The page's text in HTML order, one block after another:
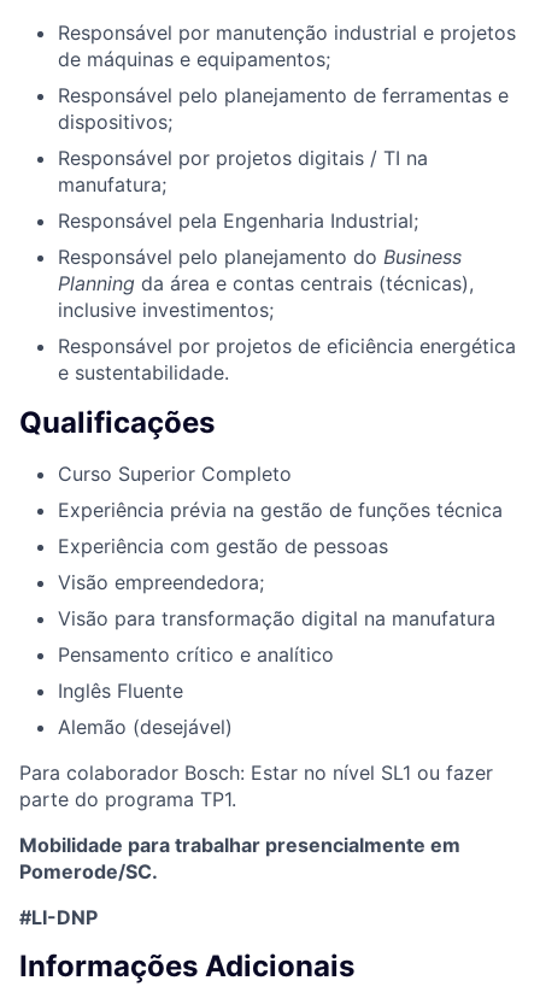
Responsável por manutenção industrial e projetos
de máquinas e equipamentos;
Responsável pelo planejamento de ferramentas e
dispositivos;
Responsável por projetos digitais / TI na
manufatura;
Responsável pela Engenharia Industrial;
Responsável pelo planejamento do Business
Planning da área e contas centrais (técnicas),
inclusive investimentos;
Responsável por projetos de eficiência energética
e sustentabilidade.
Qualificações
Curso Superior Completo
Experiência prévia na gestão de funções técnica
Experiência com gestão de pessoas
Visão empreendedora;
Visão para transformação digital na manufatura
Pensamento crítico e analítico
Inglês Fluente
Alemão (desejável)
Para colaborador Bosch: Estar no nível SL1 ou fazer
parte do programa TP1.
Mobilidade para trabalhar presencialmente em
Pomerode/SC.
#LI-DNP
Informações Adicionais